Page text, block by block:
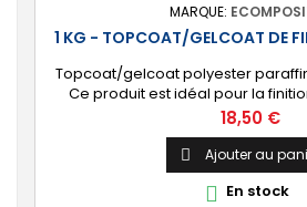
MARQUE:
1 KG - TOPCOAT/GELCOAT DE
Topcoat/gelcoat polyester
Ce produit est idéal pour la
l’étanchéité de tout revêtement
bateau, pièce technique,
de qualité] Fournit une couche
et uniforme qui protège
de votre
Prix
18,50 €
 Ajouter au
 En stock